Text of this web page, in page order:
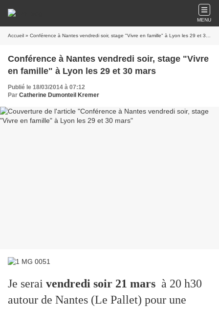
MENU
Accueil » Conférence à Nantes vendredi soir, stage "Vivre en famille" à Lyon les 29 et 30 mars
Conférence à Nantes vendredi soir, stage "Vivre
en famille" à Lyon les 29 et 30 mars
Publié le 18/03/2014 à 07:12
Par Catherine Dumonteil Kremer
Je serai vendredi soir 21 mars à 20 h30
autour de Nantes (Le Pallet) pour une